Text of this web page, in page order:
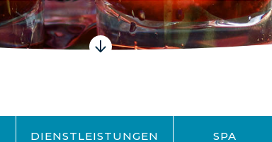
DIENSTLEISTUNGEN SPA